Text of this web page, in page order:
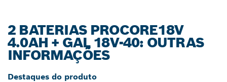
2 BATERIAS PROCORE18V
4.0AH + GAL 18V-40: OUTRAS
INFORMAÇÕES
Destaques do produto